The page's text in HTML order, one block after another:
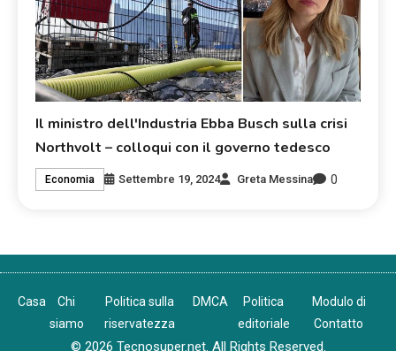
Il ministro dell'Industria Ebba Busch sulla crisi
Northvolt – colloqui con il governo tedesco
Economia Settembre 19, 2024 Greta Messina 0
Casa
Chi
siamo
Politica sulla
riservatezza
DMCA
Politica
editoriale
Modulo di
Contatto
© 2026 Tecnosuper.net. All Rights Reserved.